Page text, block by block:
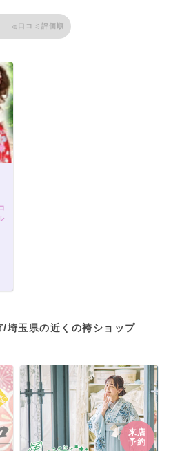
口コミ評価順
/埼玉県の近くの袴ショップ
来店
予約